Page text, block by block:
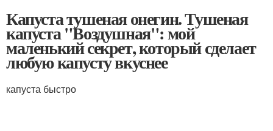
Капуста тушеная онегин. Тушеная
капуста "Воздушная": мой
маленький секрет, который сделает
любую капусту вкуснее
капуста быстро